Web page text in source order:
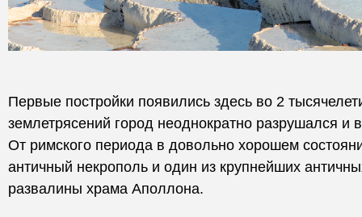
Первые постройки появились здесь во 2
землетрясений город неоднократно разрушался и
От римского периода в довольно хорошем
античный некрополь и один из крупнейших
развалины храма Аполлона.